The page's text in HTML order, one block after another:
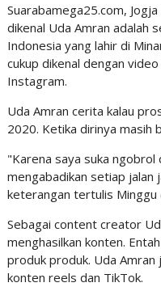
Suarabamega25.com,
dikenal Uda Amran adalah
Indonesia yang lahir di
cukup dikenal dengan
Instagram.
Uda Amran cerita kalau
2020. Ketika dirinya masih
"Karena saya suka ngobrol
mengabadikan setiap jalan
keterangan tertulis
Sebagai content creator
menghasilkan konten.
produk produk. Uda Amran
konten reels dan TikTok.